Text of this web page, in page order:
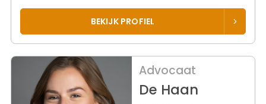
BEKIJK PROFIEL
Advocaat
De Haan